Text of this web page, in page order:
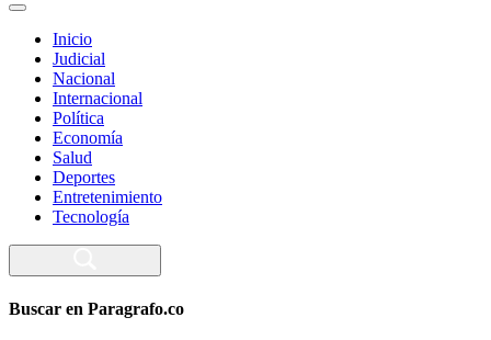
Inicio
Judicial
Nacional
Internacional
Política
Economía
Salud
Deportes
Entretenimiento
Tecnología
Buscar en Paragrafo.co